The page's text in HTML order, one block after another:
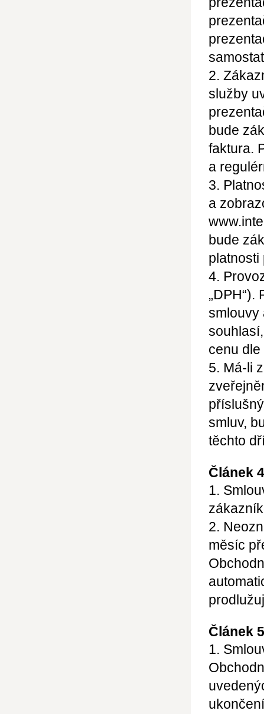
2.
služby
bude
faktura.
a
3.
a
bude
platnosti
4.
smlouvy
cenu
5. Má-li
smluv,
těchto
Článek
1.
2.
měsíc
Článek
1.